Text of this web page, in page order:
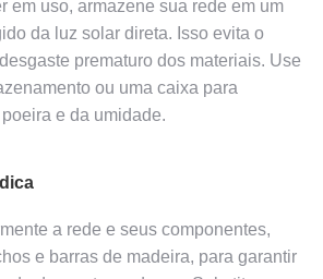
em uso, armazene sua rede em um
da luz solar direta. Isso evita o
prematuro dos materiais. Use
ou uma caixa para
e da umidade.
a rede e seus componentes,
e barras de madeira, para garantir